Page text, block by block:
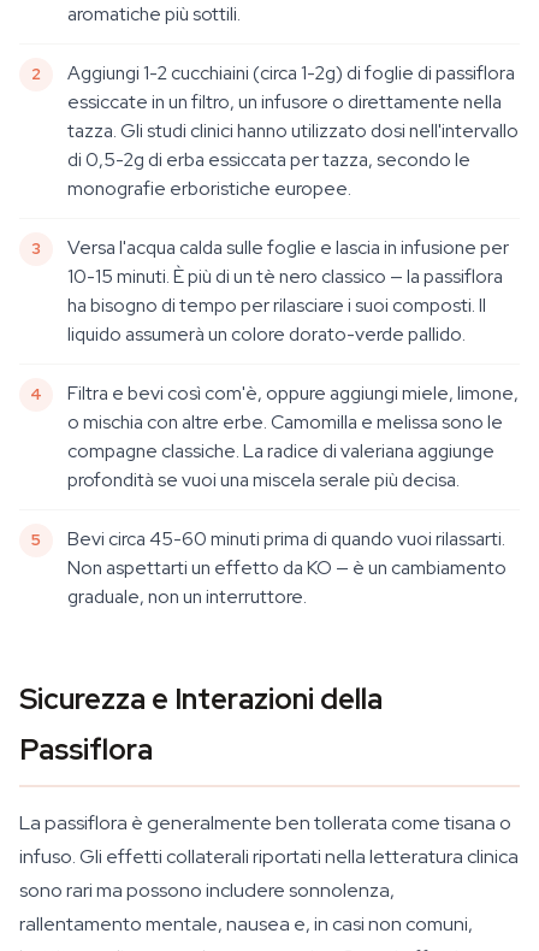
aromatiche più sottili.
Aggiungi 1-2 cucchiaini (circa 1-2g) di foglie di passiflora
essiccate in un filtro, un infusore o direttamente nella
tazza. Gli studi clinici hanno utilizzato dosi nell'intervallo
di 0,5-2g di erba essiccata per tazza, secondo le
monografie erboristiche europee.
Versa l'acqua calda sulle foglie e lascia in infusione per
10-15 minuti. È più di un tè nero classico — la passiflora
ha bisogno di tempo per rilasciare i suoi composti. Il
liquido assumerà un colore dorato-verde pallido.
Filtra e bevi così com'è, oppure aggiungi miele, limone,
o mischia con altre erbe. Camomilla e melissa sono le
compagne classiche. La radice di valeriana aggiunge
profondità se vuoi una miscela serale più decisa.
Bevi circa 45-60 minuti prima di quando vuoi rilassarti.
Non aspettarti un effetto da KO — è un cambiamento
graduale, non un interruttore.
Sicurezza e Interazioni della
Passiflora
La passiflora è generalmente ben tollerata come tisana o
infuso. Gli effetti collaterali riportati nella letteratura clinica
sono rari ma possono includere sonnolenza,
rallentamento mentale, nausea e, in casi non comuni,